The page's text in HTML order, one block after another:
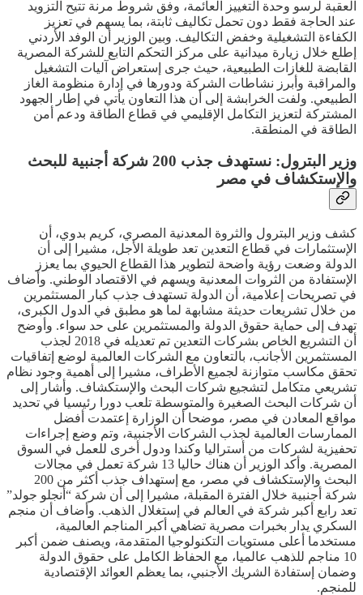
العقبة لرسو وحدة التغييز العائمة، وفق شروط مرنة تتيح التزويد
عند الحاجة فقط دون تحمل تكاليف ثابتة، بما يسهم في تعزيز
الكفاءة التشغيلية وخفض التكاليف. وبين الوزير أن الوفد الأردني
إطلع خلال زيارة ميدانية على مركز التحكم التابع للشركة المصرية
القابضة للغازات الطبيعية، حيث جرى إستعراض آليات التشغيل
والمراقبة وأبرز نشاطات الشركة ودورها في إدارة منظومة الغاز
الطبيعي. ولفت الخرابشة إلى أن هذا التعاون يأتي في إطار الجهود
المشتركة لتعزيز التكامل الإقليمي في قطاع الطاقة ودعم أمن
الطاقة في المنطقة.
وزير البترول: نستهدف جذب 200 شركة أجنبية للبحث
والإستكشاف في مصر
كشف وزير البترول والثروة المعدنية المصري، كريم بدوي، أن
الإستثمارات في قطاع التعدين تعد طويلة الأجل، مشيرا إلى أن
الدولة وضعت رؤية واضحة لتطوير هذا القطاع الحيوي بما يعزز
الإستفادة من الثروات المعدنية ويسهم في الاقتصاد الوطني. وأضاف
في تصريحات إعلامية، أن الدولة تستهدف جذب كبار المستثمرين
من خلال تشريعات حديثة مشابهة لما هو مطبق في الدول الكبرى،
تهدف إلى حماية حقوق الدولة والمستثمرين على حد سواء. وأوضح
أن التشريع الخاص بشركات التعدين تم تعديله في 2018 لجذب
المستثمرين الأجانب، بالتعاون مع الشركات العالمية لوضع إتفاقيات
تحقق مكاسب متوازنة لجميع الأطراف، مشيرا إلى أهمية وجود نظام
تشريعي متكامل لتشجيع شركات البحث والإستكشاف. وأشار إلى
أن شركات البحث الصغيرة والمتوسطة تلعب دورا رئيسيا في تحديد
مواقع المعادن في مصر، موضحا أن الوزارة إعتمدت أفضل
الممارسات العالمية لجذب الشركات الأجنبية، وتم وضع إجراءات
تحفيزية لشركات من أستراليا وكندا ودول أخرى للعمل في السوق
المصرية. وأكد الوزير أن هناك حاليا 13 شركة تعمل في مجالات
البحث والإستكشاف في مصر، مع إستهداف جذب أكثر من 200
شركة أجنبية خلال الفترة المقبلة، مشيرا إلى أن شركة “أنجلو جولد”
تعد رابع أكبر شركة في العالم في إستغلال الذهب. وأضاف أن منجم
السكري يدار بخبرات مصرية تضاهي أكبر المناجم العالمية،
مستخدما أعلى مستويات التكنولوجيا المتقدمة، ويصنف ضمن أكبر
10 مناجم للذهب عالميا، مع الحفاظ الكامل على حقوق الدولة
وضمان إستفادة الشريك الأجنبي، بما يعظم العوائد الإقتصادية
للمنجم.